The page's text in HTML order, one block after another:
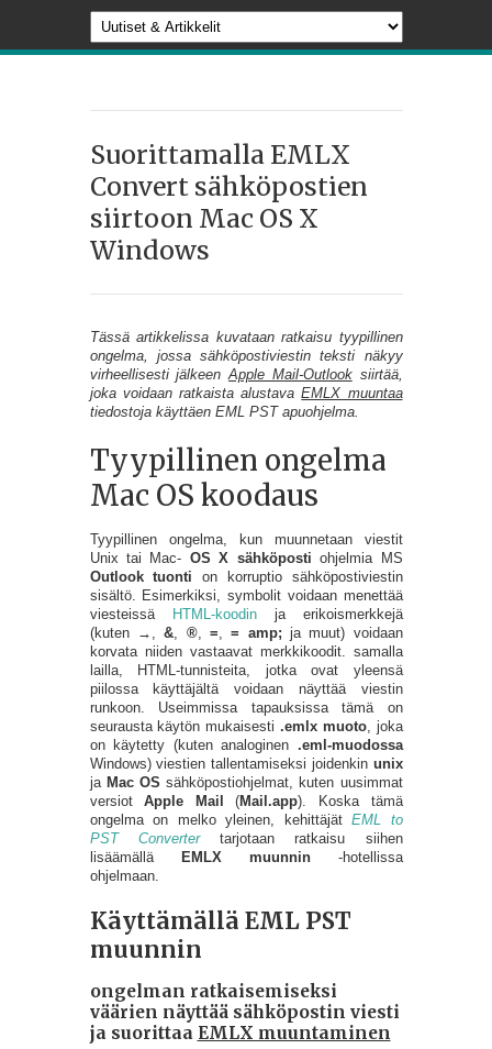
Suorittamalla EMLX
Convert sähköpostien
siirtoon Mac OS X
Windows
Tässä artikkelissa kuvataan ratkaisu tyypillinen
ongelma, jossa sähköpostiviestin teksti näkyy
virheellisesti jälkeenApple Mail-Outlooksiirtää,
joka voidaan ratkaista alustavaEMLX muuntaa
tiedostoja käyttäen EML PST apuohjelma.
Tyypillinen ongelma
Mac OS koodaus
Tyypillinen ongelma, kun muunnetaan viestit
Unix tai Mac- OS X sähköposti ohjelmia MS
Outlook tuonti on korruptio sähköpostiviestin
sisältö. Esimerkiksi, symbolit voidaan menettää
viesteissä
HTML-koodinja erikoismerkkejä
(kuten → ,&, ®, =,= amp; ja muut) voidaan
korvata niiden vastaavat merkkikoodit. samalla
lailla, HTML-tunnisteita, jotka ovat yleensä
piilossa käyttäjältä voidaan näyttää viestin
runkoon. Useimmissa tapauksissa tämä on
seurausta käytön mukaisesti .emlx muoto, joka
on käytetty (kuten analoginen .eml-muodossa
Windows) viestien tallentamiseksi joidenkin unix
ja Mac OS sähköpostiohjelmat, kuten uusimmat
versiotApple Mail (Mail.app). Koska tämä
ongelma on melko yleinen, kehittäjät EML to
PST Convertertarjotaan ratkaisu siihen
lisäämällä
EMLX muunnin-hotellissa
ohjelmaan.
Käyttämällä EML PST
muunnin
ongelman ratkaisemiseksi
väärien näyttää sähköpostin viesti
ja suorittaa EMLX muuntaminen